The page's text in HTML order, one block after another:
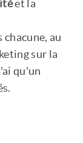
et la
au
sur la
qu'un